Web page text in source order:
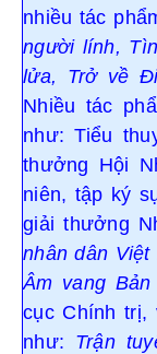
nhiều tác
người lính,
lửa, Trở về
Nhiều tác
như: Tiểu
thưởng Hội
niên, tập ký
giải thưởng
nhân dân Việt
Âm vang
cục Chính trị,
như: Trận